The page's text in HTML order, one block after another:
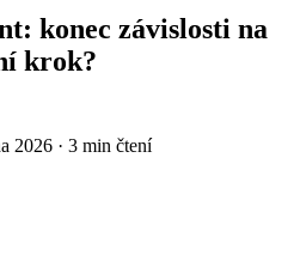
konec závislosti na
krok?
2026 · 3 min čtení